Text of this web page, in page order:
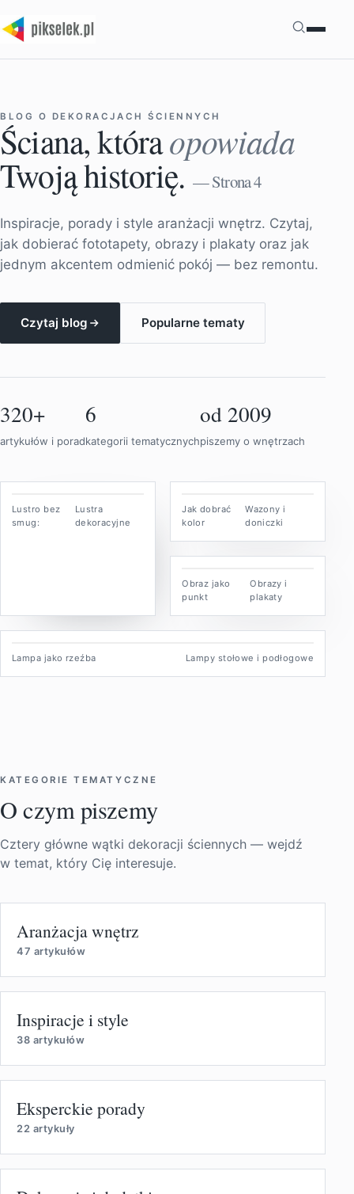
Szukaj
BLOG O DEKORACJACH ŚCIENNYCH
Ściana, któraopowiada
Twoją historię.— Strona 4
Inspiracje, porady i style aranżacji wnętrz. Czytaj,
jak dobierać fototapety, obrazy i plakaty oraz jak
jednym akcentem odmienić pokój — bez remontu.
Czytaj blog Popularne tematy
320+
artykułów i porad
6
kategorii tematycznych
od 2009
piszemy o wnętrzach
Lustro bez
smug:
Lustra
dekoracyjne
Jak dobrać
kolor
Wazony i
doniczki
Obraz jako
punkt
Obrazy i
plakaty
Lampa jako rzeźba Lampy stołowe i podłogowe
KATEGORIE TEMATYCZNE
O czym piszemy
Cztery główne wątki dekoracji ściennych — wejdź
w temat, który Cię interesuje.
Aranżacja wnętrz
47 artykułów
Inspiracje i style
38 artykułów
Eksperckie porady
22 artykuły